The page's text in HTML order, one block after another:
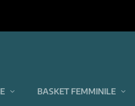
BASKET FEMMINILE